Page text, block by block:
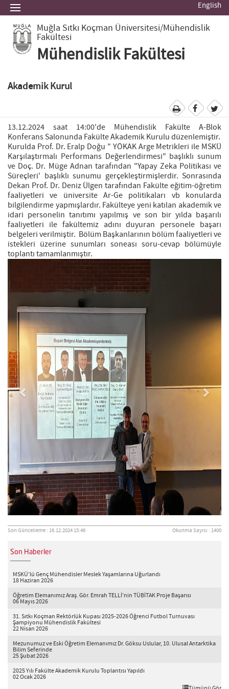
English
Muğla Sıtkı Koçman Üniversitesi/Mühendislik
Fakültesi
Mühendislik Fakültesi
Akademik Kurul
13.12.2024 saat 14:00'de Mühendislik Fakülte A-Blok
Konferans Salonunda Fakülte Akademik Kurulu düzenlemiştir.
Kurulda Prof. Dr. Eralp Doğu " YÖKAK Arge Metrikleri ile MSKÜ
Karşılaştırmalı Performans Değerlendirmesi" başlıklı sunum
ve Doç. Dr. Müge Adnan tarafından "Yapay Zeka Politikası ve
Süreçleri' başlıklı sunumu gerçekleştirmişlerdir. Sonrasında
Dekan Prof. Dr. Deniz Ülgen tarafından Fakülte eğitim-öğretim
faaliyetleri ve üniversite Ar-Ge politikaları vb konularda
bilgilendirme yapmışlardır. Fakülteye yeni katılan akademik ve
idari personelin tanıtımı yapılmış ve son bir yılda başarılı
faaliyetleri ile fakültemiz adını duyuran personele başarı
belgeleri verilmiştir. Bölüm Başkanlarının bölüm faaliyetleri ve
istekleri üzerine sunumları soneası soru-cevap bölümüyle
toplantı tamamlanmıştır.
Previous
Son Güncelleme : 16.12.2024 15:46 Okunma Sayısı : 1400
Son Haberler
MSKÜ’lü Genç Mühendisler Meslek Yaşamlarına Uğurlandı
18 Haziran 2026
Öğretim Elemanımız Araş. Gör. Emrah TELLİ'nin TÜBİTAK Proje Başarısı
06 Mayıs 2026
31. Sıtkı Koçman Rektörlük Kupası 2025-2026 Öğrenci Futbol Turnuvası
Şampiyonu Mühendislik Fakültesi
22 Nisan 2026
Mezunumuz ve Eski Öğretim Elemanımız Dr. Göksu Uslular, 10. Ulusal Antarktika
Bilim Seferinde
25 Şubat 2026
2025 Yılı Fakülte Akademik Kurulu Toplantısı Yapıldı
02 Ocak 2026